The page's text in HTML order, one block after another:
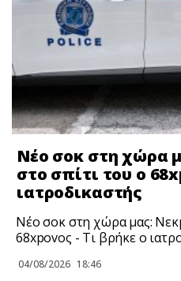
Νέο σoκ στη χώρα
στο σπίτι του ο
ιατροδικαστής
Νέο σoκ στη χώρα μας:
68xpovoς - Τι βρήκε ο
04/08/2026 18:46